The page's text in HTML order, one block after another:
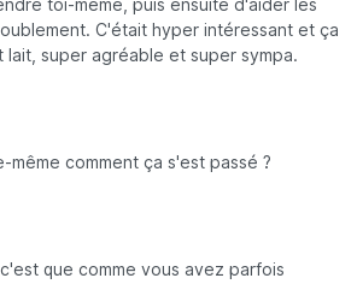
toi-même, puis ensuite d'aider les
C'était hyper intéressant et ça
super agréable et super sympa.
même comment ça s'est passé ?
que comme vous avez parfois